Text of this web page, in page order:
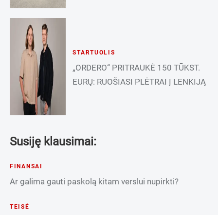
STARTUOLIS
„ORDERO“ PRITRAUKĖ 150 TŪKST.
EURŲ: RUOŠIASI PLĖTRAI Į LENKIJĄ
Susiję klausimai:
FINANSAI
Ar galima gauti paskolą kitam verslui nupirkti?
TEISĖ